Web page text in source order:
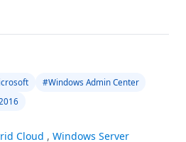
#Windows Admin Center
Cloud , Windows Server